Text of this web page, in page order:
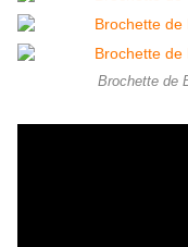
Brochette de